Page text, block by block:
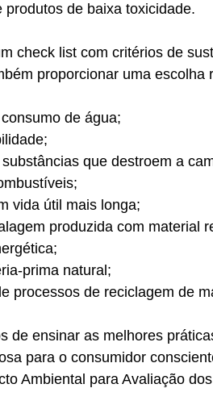
produtos de baixa toxicidade.
check list com critérios de
proporcionar uma escolha
de água;
que destroem a
vida útil mais longa;
produzida com material
prima natural;
processos de reciclagem de
de ensinar as melhores
para o consumidor
Ambiental para Avaliação